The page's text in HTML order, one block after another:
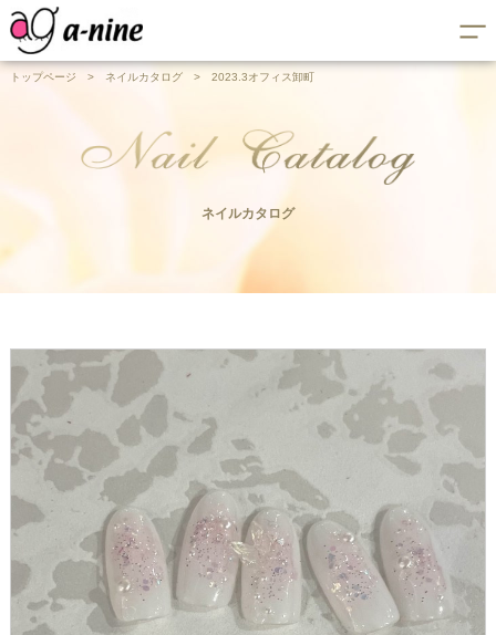
トップページ > ネイルカタログ > 2023.3オフィス卸町
ネイルカタログ